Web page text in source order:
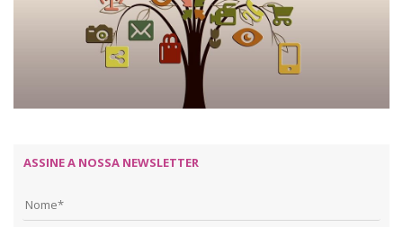
ASSINE A NOSSA NEWSLETTER